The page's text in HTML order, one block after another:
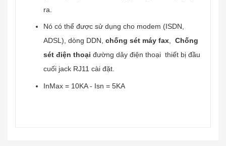
ra.
Nó có thể được sử dụng cho modem (ISDN,
ADSL), dòng DDN, chống sét máy fax, Chống
sét điện thoại đường dây điện thoại thiết bị đầu
cuối jack RJ11 cài đặt.
InMax = 10KA - Isn = 5KA